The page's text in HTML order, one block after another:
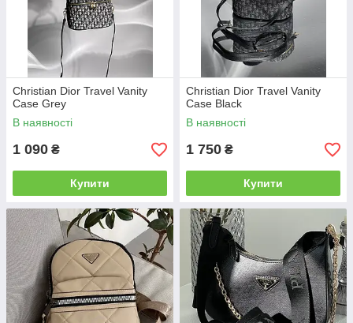
Christian Dior Travel Vanity
Case Grey
В наявності
1 090 ₴
Купити
Christian Dior Travel Vanity
Case Black
В наявності
1 750 ₴
Купити